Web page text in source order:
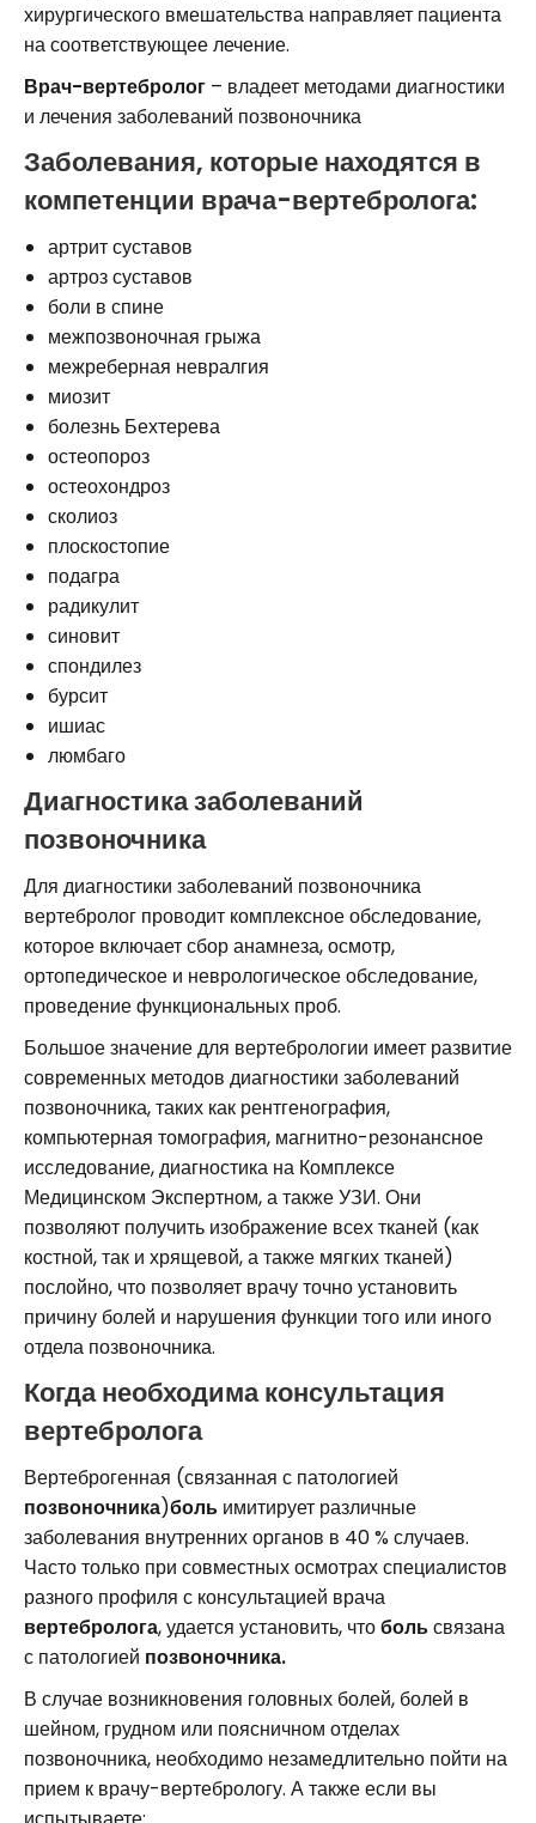
хирургического вмешательства направляет пациента
на соответствующее лечение.
Врач-вертебролог – владеет методами диагностики
и лечения заболеваний позвоночника
Заболевания, которые находятся в
компетенции врача-вертебролога:
артрит суставов
артроз суставов
боли в спине
межпозвоночная грыжа
межреберная невралгия
миозит
болезнь Бехтерева
остеопороз
остеохондроз
сколиоз
плоскостопие
подагра
радикулит
синовит
спондилез
бурсит
ишиас
люмбаго
Диагностика заболеваний
позвоночника
Для диагностики заболеваний позвоночника
вертебролог проводит комплексное обследование,
которое включает сбор анамнеза, осмотр,
ортопедическое и неврологическое обследование,
проведение функциональных проб.
Большое значение для вертебрологии имеет развитие
современных методов диагностики заболеваний
позвоночника, таких как рентгенография,
компьютерная томография, магнитно-резонансное
исследование, диагностика на Комплексе
Медицинском Экспертном, а также УЗИ. Они
позволяют получить изображение всех тканей (как
костной, так и хрящевой, а также мягких тканей)
послойно, что позволяет врачу точно установить
причину болей и нарушения функции того или иного
отдела позвоночника.
Когда необходима консультация
вертебролога
Вертеброгенная (связанная с патологией
позвоночника)боль имитирует различные
заболевания внутренних органов в 40 % случаев.
Часто только при совместных осмотрах специалистов
разного профиля с консультацией врача
вертебролога, удается установить, чтобольсвязана
с патологией позвоночника.
В случае возникновения головных болей, болей в
шейном, грудном или поясничном отделах
позвоночника, необходимо незамедлительно пойти на
прием к врачу-вертебрологу. А также если вы